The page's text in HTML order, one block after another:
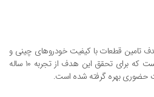
تامین قطعات با کیفیت خودروهای چینی و
ایرانی و قیمت رقابتی ایجاد شده است که برای تحقق این هدف از تجربه ۱۰ ساله
حضوری بهره گرفته شده است.